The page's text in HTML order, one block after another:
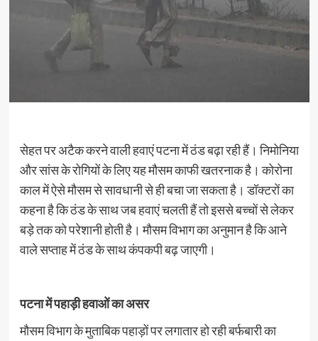
सेहत पर अटैक करने वाली हवाएं पटना में ठंड बढ़ा रही हैं। निमोनिया
और सांस के रोगियों के लिए यह मौसम काफी खतरनाक है। कोरोना
काल में ऐसे मौसम से सावधानी से ही बचा जा सकता है। डॉक्टरों का
कहना है कि ठंड के साथ जब हवाएं चलती हैं तो इससे बच्चों से लेकर
बड़े तक को परेशानी होती है। मौसम विभाग का अनुमान है कि आने
वाले सप्ताह में ठंड के साथ कंपकपी बढ़ जाएगी।
पटना में पहाड़ी हवाओं का असर
मौसम विभाग के मुताबिक पहाड़ों पर लगातार हो रही बर्फबारी का